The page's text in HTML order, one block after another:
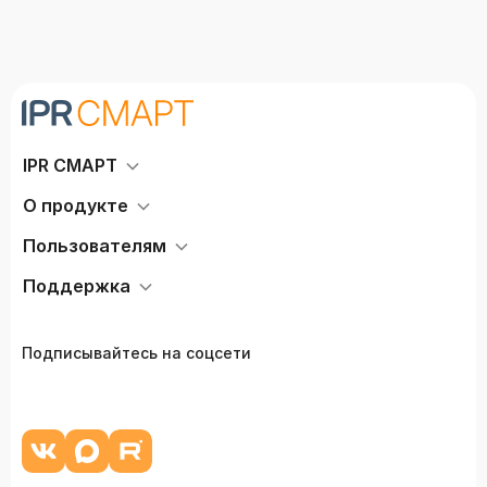
IPR СМАРТ
О продукте
Пользователям
Поддержка
Подписывайтесь на соцсети